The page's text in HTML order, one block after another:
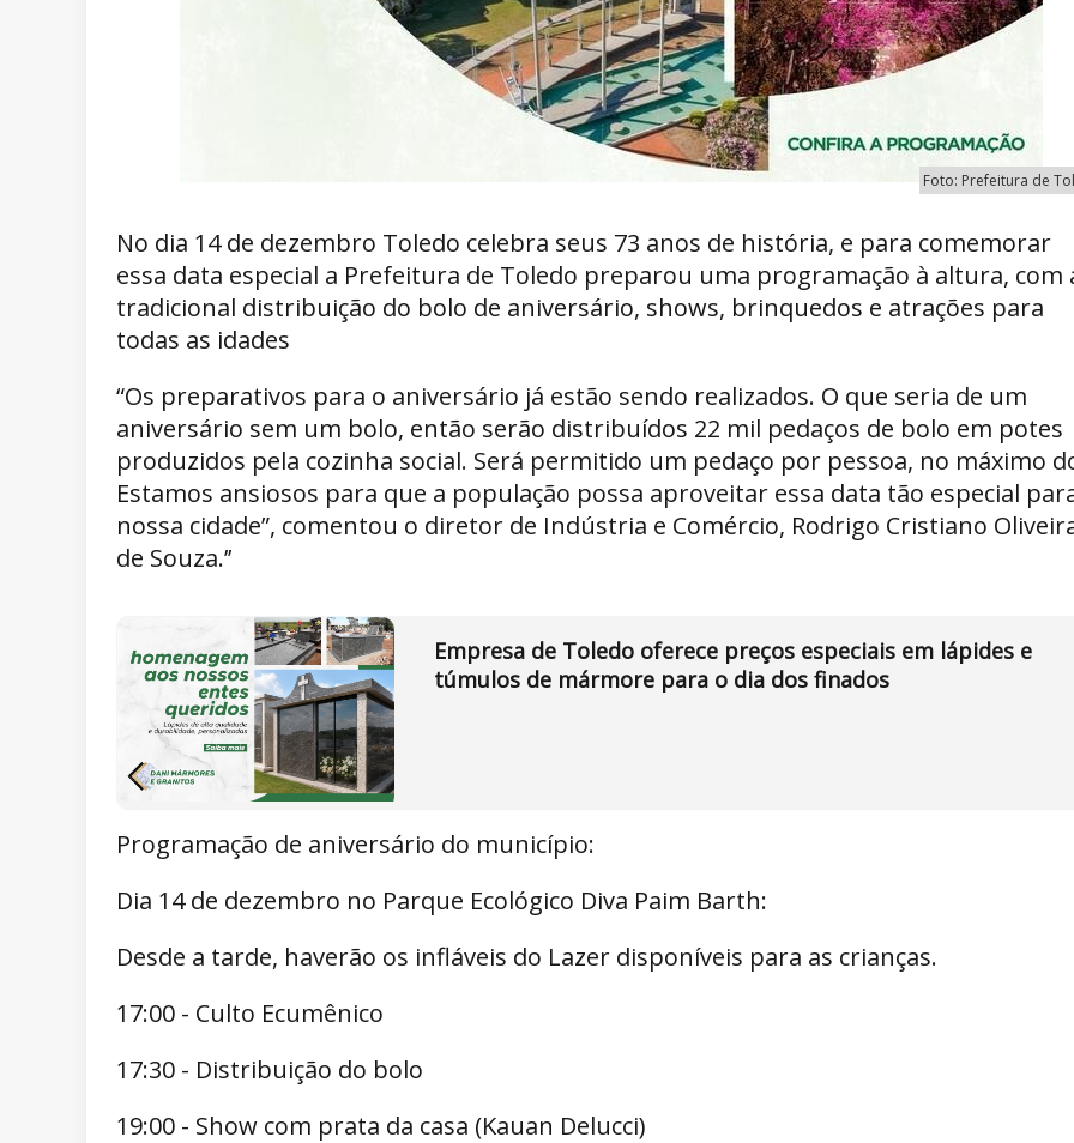
Foto: Prefeitura de
No dia 14 de dezembro Toledo celebra seus 73 anos de história, e para comemorar
essa data especial a Prefeitura de Toledo preparou uma programação à altura, com
tradicional distribuição do bolo de aniversário, shows, brinquedos e atrações para
todas as idades
“Os preparativos para o aniversário já estão sendo realizados. O que seria de um
aniversário sem um bolo, então serão distribuídos 22 mil pedaços de bolo em potes
produzidos pela cozinha social. Será permitido um pedaço por pessoa, no máximo
Estamos ansiosos para que a população possa aproveitar essa data tão especial
nossa cidade”, comentou o diretor de Indústria e Comércio, Rodrigo Cristiano
de Souza.’’
Empresa de Toledo oferece preços especiais em lápides e
túmulos de mármore para o dia dos finados
Programação de aniversário do município:
Dia 14 de dezembro no Parque Ecológico Diva Paim Barth:
Desde a tarde, haverão os infláveis do Lazer disponíveis para as crianças.
17:00 - Culto Ecumênico
17:30 - Distribuição do bolo
19:00 - Show com prata da casa (Kauan Delucci)